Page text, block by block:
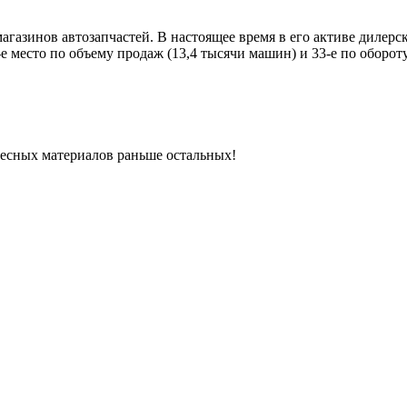
автозапчастей. В настоящее время в его активе
е место по объему продаж (13,4 тысячи машин) и 33-е по
материалов раньше остальных!